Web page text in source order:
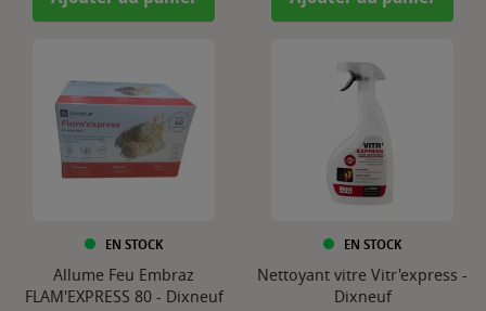
EN STOCK
Allume Feu Embraz
FLAM'EXPRESS 80 - Dixneuf
EN STOCK
Nettoyant vitre Vitr'express -
Dixneuf